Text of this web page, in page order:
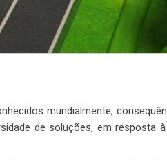
mundialmente,
de soluções, em resposta